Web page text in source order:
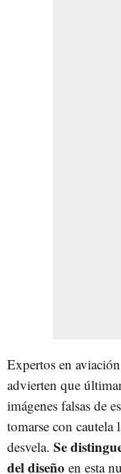
Expertos en
advierten que
imágenes falsas de
tomarse con cautela
desvela. Se
del diseño en esta